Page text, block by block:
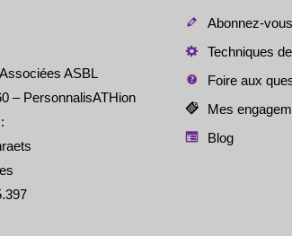
ASBL
– PersonnalisATHion
Abonnez-
Techniques
Foire aux
Mes
Blog